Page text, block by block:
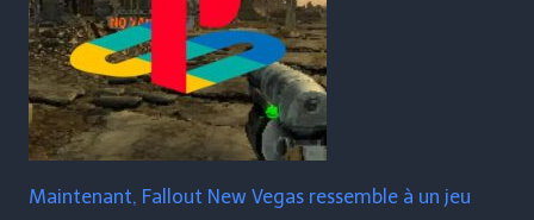
Maintenant, Fallout New Vegas ressemble à un jeu